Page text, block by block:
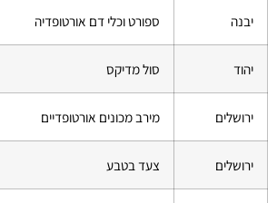
יבנה ספורט וכלי דם אורטופדיה
יהוד סול מדיקס
ירושלים מירב מכונים אורטופדיים
ירושלים צעד בטבע